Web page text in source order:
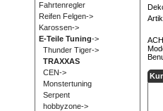
Fahrtenregler
Reifen Felgen->
Karossen->
E-Teile Tuning->
Thunder Tiger->
TRAXXAS
CEN->
Monstertuning
Serpent
hobbyzone->